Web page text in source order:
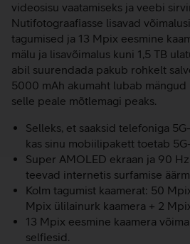
videosisu vaatamiseks ja veebi
Nutifotograafiasse lisavad
tagumised ja 13 Mpix eesmine
mälu ja lisavõimalus kuni 1,5 TB
abil suurendada pakub rohkelt
5000 mAh akumaht lubab
selle peale mõtlemagi peaks.
Selleks, et saaksid telefoniga
kas sinu mobiilipakett toetab
Super AMOLED ekraan ja 90
teevad internetis surfamise
Kolm tagumist kaamerat: 50
Mpix ülilainurk kaamera + 2
13 Mpix eesmine kaamera
selfiesid.